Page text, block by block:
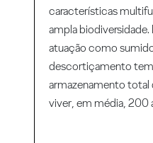
características
ampla
atuação como
descortiçamento
armazenamento total
viver, em média, 200